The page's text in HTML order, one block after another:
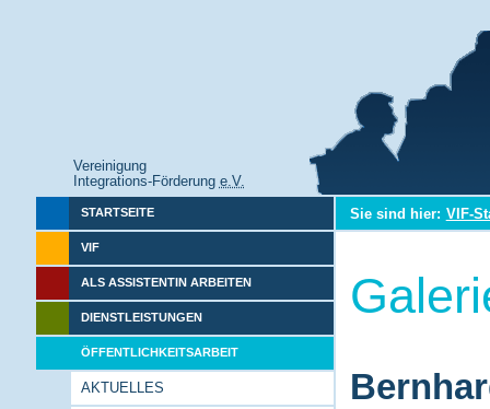
Vereinigung
Integrations-Förderung e.V.
STARTSEITE
VIF
ALS ASSISTENTIN ARBEITEN
DIENSTLEISTUNGEN
ÖFFENTLICHKEITSARBEIT
AKTUELLES
Sie sind hier: VIF-